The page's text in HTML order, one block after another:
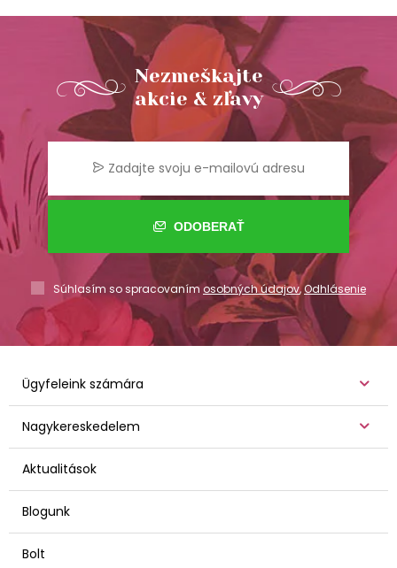
Nezmeškajte
akcie & zľavy
ODOBERAŤ
Súhlasím so spracovaním osobných údajov,Odhlásenie
Ügyfeleink számára
Nagykereskedelem
Aktualitások
Blogunk
Bolt